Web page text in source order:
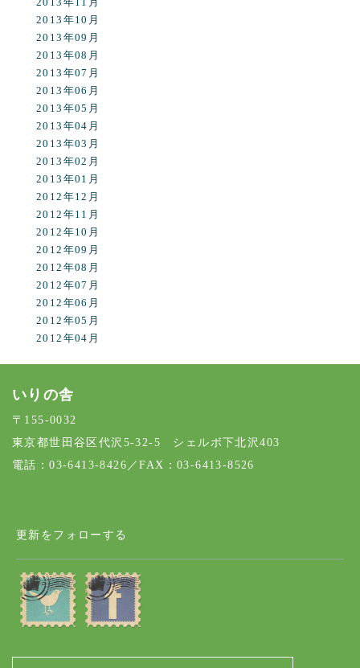
2013年11月
2013年10月
2013年09月
2013年08月
2013年07月
2013年06月
2013年05月
2013年04月
2013年03月
2013年02月
2013年01月
2012年12月
2012年11月
2012年10月
2012年09月
2012年08月
2012年07月
2012年06月
2012年05月
2012年04月
いりの舎
〒155-0032
東京都世田谷区代沢5-32-5 シェルボ下北沢403
電話：03-6413-8426／FAX：03-6413-8526
更新をフォローする